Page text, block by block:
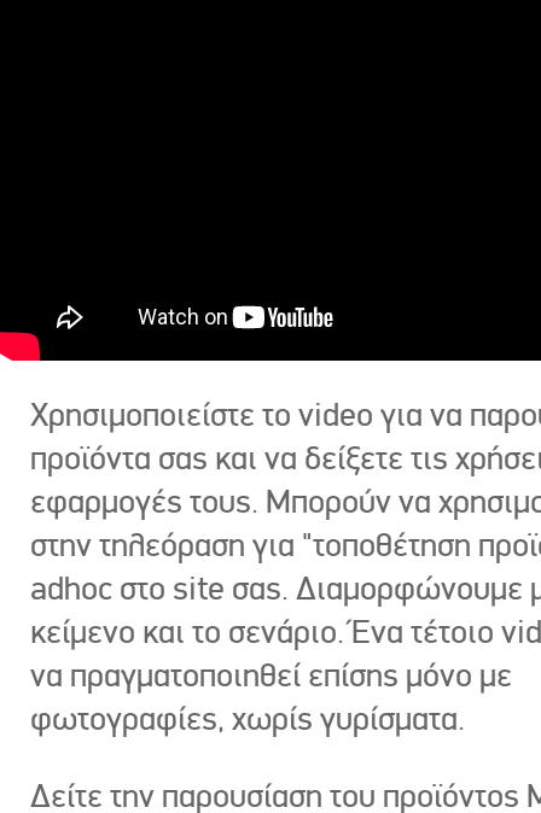
Χρησιμοποιείστε το video για να
προϊόντα σας και να δείξετε τις
εφαρμογές τους. Μπορούν να
στην τηλεόραση για "τοποθέτηση
adhoc στο site σας. Διαμορφώνουμε
κείμενο και το σενάριο. Ένα τέτοιο
να πραγματοποιηθεί επίσης μόνο με
φωτογραφίες, χωρίς γυρίσματα.
Δείτε την παρουσίαση του προϊόντος